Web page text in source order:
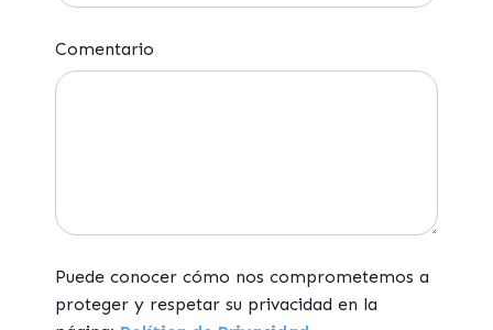
Comentario
Puede conocer cómo nos comprometemos a
proteger y respetar su privacidad en la